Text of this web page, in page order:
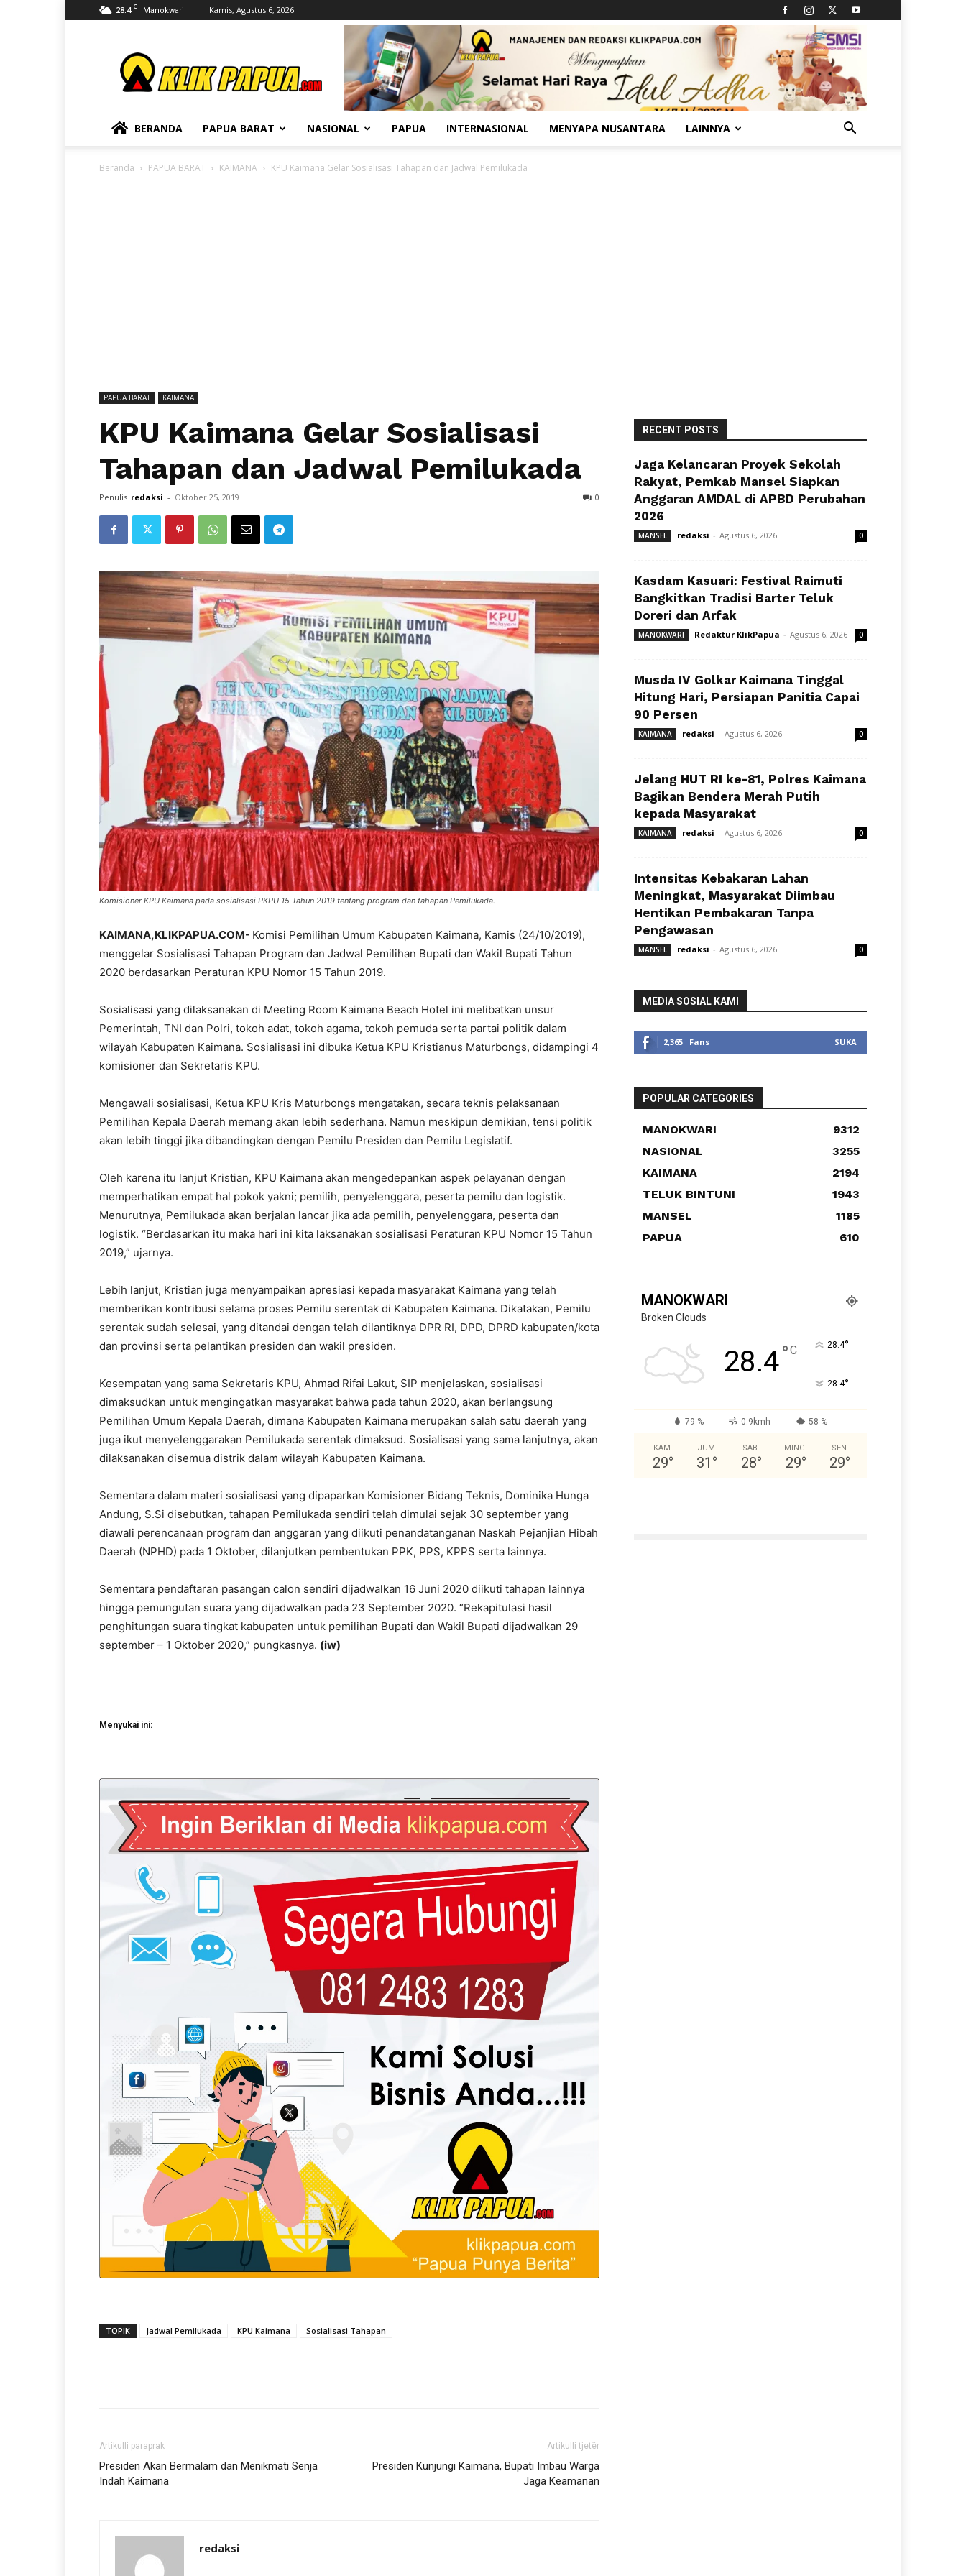
28.4 C Manokwari Kamis, Agustus 6, 2026
BERANDA PAPUA BARAT NASIONAL PAPUA INTERNASIONAL MENYAPA NUSANTARA LAINNYA
Beranda PAPUA BARAT KAIMANA KPU Kaimana Gelar Sosialisasi Tahapan dan Jadwal Pemilukada
PAPUA BARAT KAIMANA
KPU Kaimana Gelar Sosialisasi
Tahapan dan Jadwal Pemilukada
Penulis redaksi - Oktober 25, 2019 0
Komisioner KPU Kaimana pada sosialisasi PKPU 15 Tahun 2019 tentang program dan tahapan Pemilukada.
KAIMANA,KLIKPAPUA.COM- Komisi Pemilihan Umum Kabupaten Kaimana, Kamis (24/10/2019),
menggelar Sosialisasi Tahapan Program dan Jadwal Pemilihan Bupati dan Wakil Bupati Tahun
2020 berdasarkan Peraturan KPU Nomor 15 Tahun 2019.
Sosialisasi yang dilaksanakan di Meeting Room Kaimana Beach Hotel ini melibatkan unsur
Pemerintah, TNI dan Polri, tokoh adat, tokoh agama, tokoh pemuda serta partai politik dalam
wilayah Kabupaten Kaimana. Sosialisasi ini dibuka Ketua KPU Kristianus Maturbongs, didampingi 4
komisioner dan Sekretaris KPU.
Mengawali sosialisasi, Ketua KPU Kris Maturbongs mengatakan, secara teknis pelaksanaan
Pemilihan Kepala Daerah memang akan lebih sederhana. Namun meskipun demikian, tensi politik
akan lebih tinggi jika dibandingkan dengan Pemilu Presiden dan Pemilu Legislatif.
Oleh karena itu lanjut Kristian, KPU Kaimana akan mengedepankan aspek pelayanan dengan
memperhatikan empat hal pokok yakni; pemilih, penyelenggara, peserta pemilu dan logistik.
Menurutnya, Pemilukada akan berjalan lancar jika ada pemilih, penyelenggara, peserta dan
logistik. “Berdasarkan itu maka hari ini kita laksanakan sosialisasi Peraturan KPU Nomor 15 Tahun
2019,” ujarnya.
Lebih lanjut, Kristian juga menyampaikan apresiasi kepada masyarakat Kaimana yang telah
memberikan kontribusi selama proses Pemilu serentak di Kabupaten Kaimana. Dikatakan, Pemilu
serentak sudah selesai, yang ditandai dengan telah dilantiknya DPR RI, DPD, DPRD kabupaten/kota
dan provinsi serta pelantikan presiden dan wakil presiden.
Kesempatan yang sama Sekretaris KPU, Ahmad Rifai Lakut, SIP menjelaskan, sosialisasi
dimaksudkan untuk mengingatkan masyarakat bahwa pada tahun 2020, akan berlangsung
Pemilihan Umum Kepala Daerah, dimana Kabupaten Kaimana merupakan salah satu daerah yang
juga ikut menyelenggarakan Pemilukada serentak dimaksud. Sosialisasi yang sama lanjutnya, akan
dilaksanakan disemua distrik dalam wilayah Kabupaten Kaimana.
Sementara dalam materi sosialisasi yang dipaparkan Komisioner Bidang Teknis, Dominika Hunga
Andung, S.Si disebutkan, tahapan Pemilukada sendiri telah dimulai sejak 30 september yang
diawali perencanaan program dan anggaran yang diikuti penandatanganan Naskah Pejanjian Hibah
Daerah (NPHD) pada 1 Oktober, dilanjutkan pembentukan PPK, PPS, KPPS serta lainnya.
Sementara pendaftaran pasangan calon sendiri dijadwalkan 16 Juni 2020 diikuti tahapan lainnya
hingga pemungutan suara yang dijadwalkan pada 23 September 2020. “Rekapitulasi hasil
penghitungan suara tingkat kabupaten untuk pemilihan Bupati dan Wakil Bupati dijadwalkan 29
september – 1 Oktober 2020,” pungkasnya. (iw)
Menyukai ini:
TOPIK Jadwal Pemilukada KPU Kaimana Sosialisasi Tahapan
Artikulli paraprak
Presiden Akan Bermalam dan Menikmati Senja
Indah Kaimana
Artikulli tjetër
Presiden Kunjungi Kaimana, Bupati Imbau Warga
Jaga Keamanan
redaksi
RECENT POSTS
Jaga Kelancaran Proyek Sekolah
Rakyat, Pemkab Mansel Siapkan
Anggaran AMDAL di APBD Perubahan
2026
MANSEL redaksi - Agustus 6, 2026 0
Kasdam Kasuari: Festival Raimuti
Bangkitkan Tradisi Barter Teluk
Doreri dan Arfak
MANOKWARI Redaktur KlikPapua - Agustus 6, 2026 0
Musda IV Golkar Kaimana Tinggal
Hitung Hari, Persiapan Panitia Capai
90 Persen
KAIMANA redaksi - Agustus 6, 2026 0
Jelang HUT RI ke-81, Polres Kaimana
Bagikan Bendera Merah Putih
kepada Masyarakat
KAIMANA redaksi - Agustus 6, 2026 0
Intensitas Kebakaran Lahan
Meningkat, Masyarakat Diimbau
Hentikan Pembakaran Tanpa
Pengawasan
MANSEL redaksi - Agustus 6, 2026 0
MEDIA SOSIAL KAMI
2,365 Fans SUKA
POPULAR CATEGORIES
MANOKWARI
9312
NASIONAL
3255
KAIMANA
2194
TELUK BINTUNI
1943
MANSEL
1185
PAPUA
610
MANOKWARI
Broken Clouds
28.4°C 28.4°
28.4°
79 % 0.9kmh 58 %
KAM
29°
JUM
31 °
SAB
28°
MING
29°
SEN
29°